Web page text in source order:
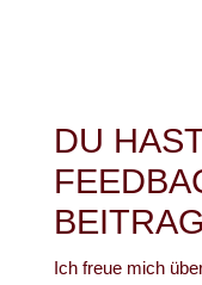
DU
Ich freue mich